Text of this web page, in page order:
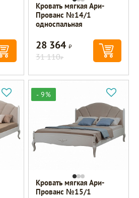
Кровать мягкая Ари-
Прованс №14/1
односпальная
28 364Р
31 110Р
- 9%
Кровать мягкая Ари-
Прованс №15/1